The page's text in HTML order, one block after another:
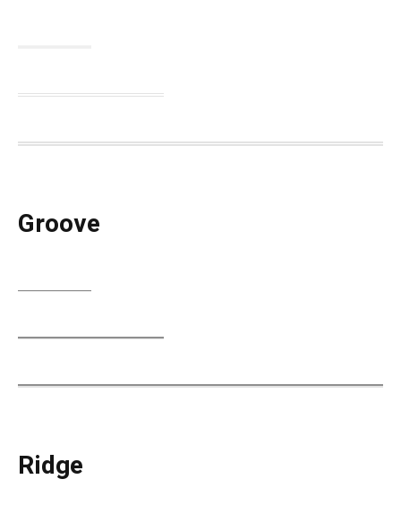
Groove
Ridge